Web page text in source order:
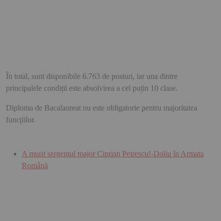
În total, sunt disponibile 6.763 de posturi, iar una dintre
principalele condiții este absolvirea a cel puțin 10 clase.
Diploma de Bacalaureat nu este obligatorie pentru majoritatea
funcțiilor.
A murit sergentul major Ciprian Petrescu!-Doliu în Armata
Română